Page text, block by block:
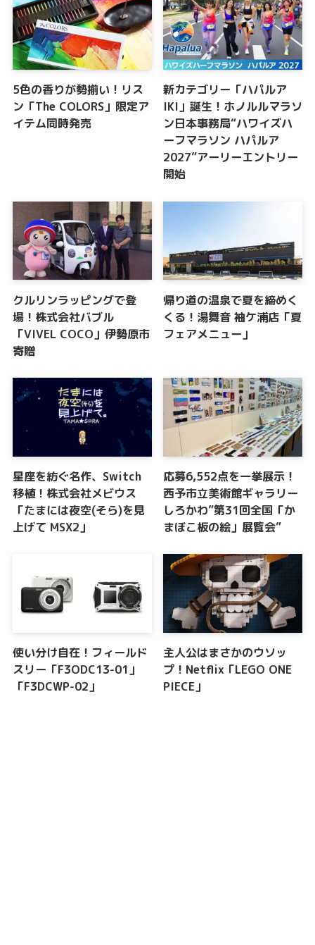
5色の香りが勢揃い！リス
ン「The COLORS」限定ア
イテム同時発売
新カテゴリー「ハパルア
IKI」誕生！ホノルルマラソ
ン日本事務局“ハワイズハ
ーフマラソン ハパルア
2027”アーリーエントリー
開始
クルリンラッピングで登
場！株式会社バブル
「VIVEL COCO」伊勢原市
寄贈
帰り道の温泉で夏を締めく
くる！湯舞音 袖ケ浦店「夏
フェアメニュー」
星座を紡ぐ名作、Switch
移植！株式会社メビウス
「たまには夜空(そら)を見
上げて MSX2」
応募6,552点を一挙展示！
西予市立美術館ギャラリー
しろかわ”第31回全国「か
まぼこ板の絵」展覧会”
使い分け自在！フィールド
スリー「F3ODC13-01」
「F3DCWP-02」
主人公はまさかのウソッ
プ！Netflix「LEGO ONE
PIECE」